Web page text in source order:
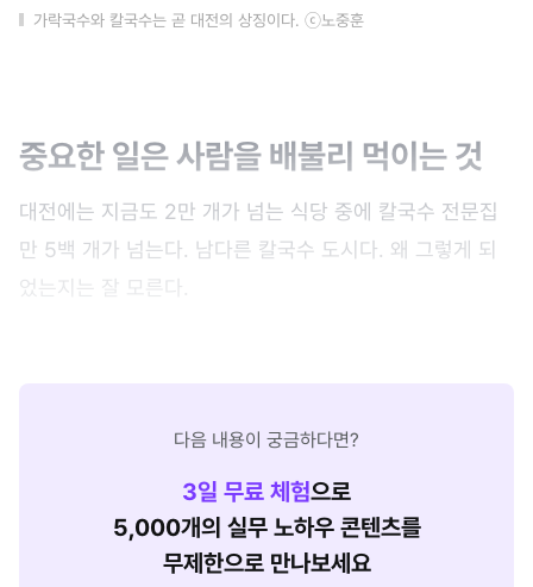
가락국수와 칼국수는 곧 대전의 상징이다. ⓒ노중훈
중요한 일은 사람을 배불리 먹이는 것
대전에는 지금도 2만 개가 넘는 식당 중에 칼국수 전문집
만 5백 개가 넘는다. 남다른 칼국수 도시다. 왜 그렇게 되
었는지는 잘 모른다.
다음 내용이 궁금하다면?
3일 무료 체험으로
5,000개의 실무 노하우 콘텐츠를
무제한으로 만나보세요